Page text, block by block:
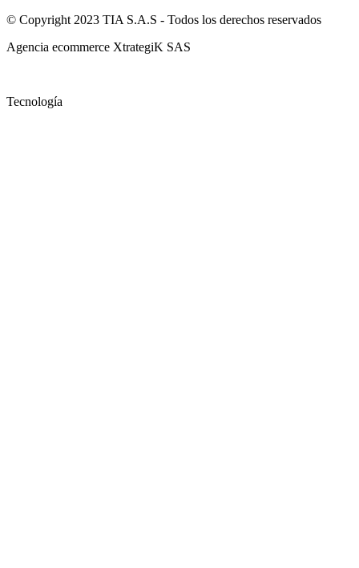
© Copyright 2023 TIA S.A.S - Todos los derechos reservados
Agencia ecommerce XtrategiK SAS
Tecnología